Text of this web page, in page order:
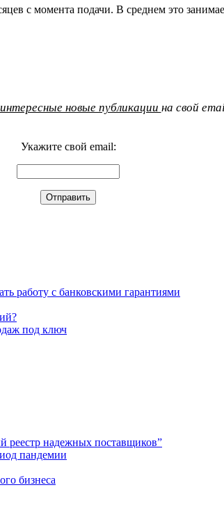
с момента подачи. В среднем это
интересные новые публикации на свой
Укажите свой email:
работу с банковскими гарантиями
под ключ
реестр надежных поставщиков”
пандемии
бизнеса